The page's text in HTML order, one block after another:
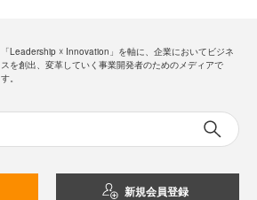
「Leadership ☓ Innovation」を軸に、企業においてビジネ
スを創出、変革していく事業開発者のためのメディアで
す。
新規会員登録